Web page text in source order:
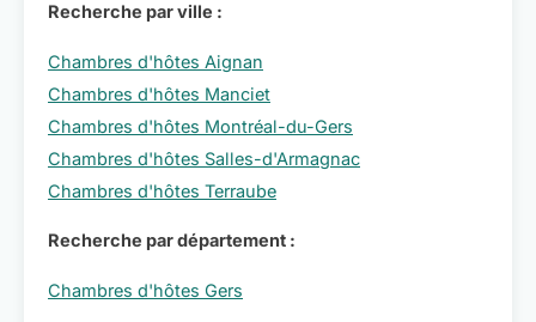
Recherche par ville :
Chambres d'hôtes Aignan
Chambres d'hôtes Manciet
Chambres d'hôtes Montréal-du-Gers
Chambres d'hôtes Salles-d'Armagnac
Chambres d'hôtes Terraube
Recherche par département :
Chambres d'hôtes Gers